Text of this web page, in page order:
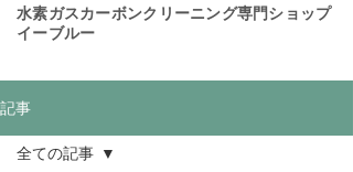
​水素ガスカーボンクリーニング専門ショップ
イーブルー
記事
全ての記事